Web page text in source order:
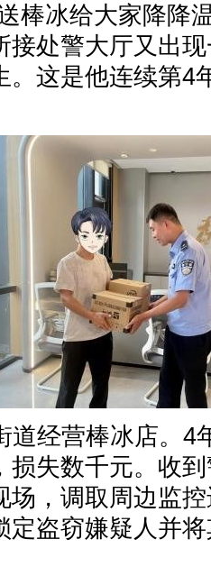
棒冰给大家降降
接处警大厅又出
。这是他连续第4
经营棒冰店。 4
损失数千元。收
场，调取周边监
定盗窃嫌疑人并